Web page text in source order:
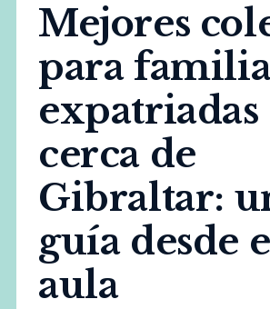
Mejores
para
expatriadas
cerca de
Gibraltar:
guía desde
aula